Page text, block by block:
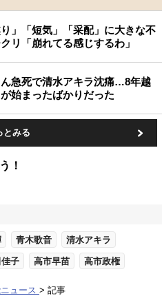
」「短気」「采配」に大きな不
リ「崩れてる感じするわ」
急死で清水アキラ沈痛…8年越
始まったばかりだった
とみる
！
青木歌音 清水アキラ
子 高市早苗 高市政権
ュース 記事